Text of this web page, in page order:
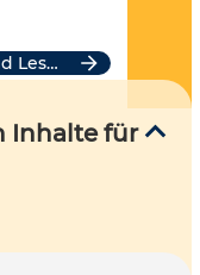
Inhalte für